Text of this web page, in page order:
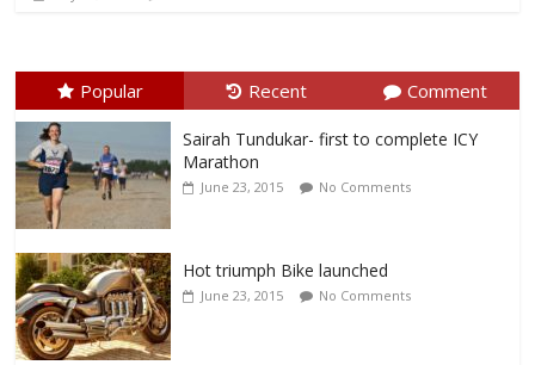
Popular Recent Comment
Sairah Tundukar- first to complete ICY
Marathon
June 23, 2015 No Comments
Hot triumph Bike launched
June 23, 2015 No Comments